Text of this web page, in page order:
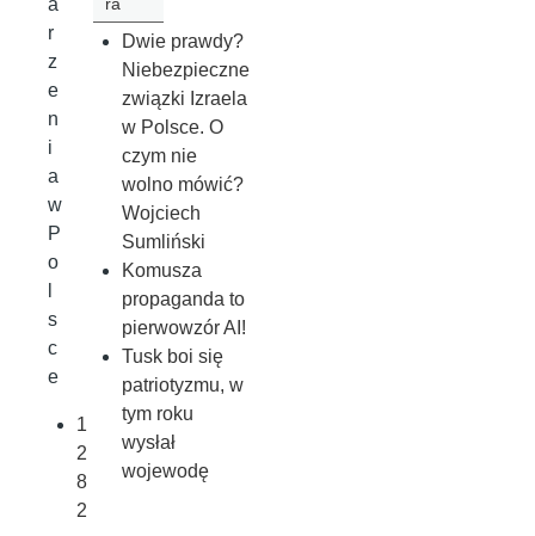
a
r
z
e
n
i
a
w
P
o
s
c
e
1
2
8
2
Dwie prawdy?
Niebezpieczne
związki Izraela
w Polsce. O
czym nie
wolno mówić?
Wojciech
Sumliński
Komusza
propaganda to
pierwowzór AI!
Tusk boi się
patriotyzmu, w
tym roku
wysłał
wojewodę